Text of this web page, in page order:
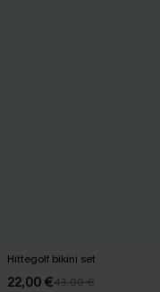
Hittegolf bikini set
22,00 €43,00 €